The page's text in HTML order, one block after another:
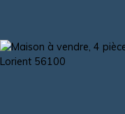
Contact